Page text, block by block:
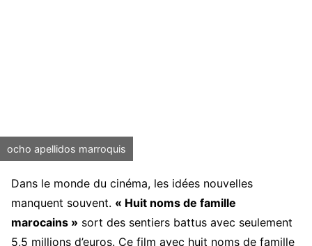
ocho apellidos marroquis
Dans le monde du cinéma, les idées nouvelles
manquent souvent. « Huit noms de famille
marocains » sort des sentiers battus avec seulement
5,5 millions d’euros. Ce film avec huit noms de famille